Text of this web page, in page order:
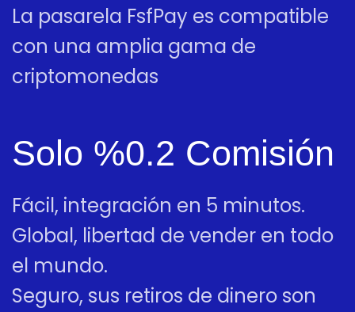
La pasarela FsfPay es compatible
con una amplia gama de
criptomonedas
Solo %0.2 Comisión
Fácil, integración en 5 minutos.
Global, libertad de vender en todo
el mundo.
Seguro, sus retiros de dinero son